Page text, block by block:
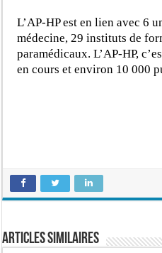
L’AP-HP est en lien avec 6
médecine, 29 instituts de
paramédicaux. L’AP-HP,
en cours et environ 10 000
Articles similaires